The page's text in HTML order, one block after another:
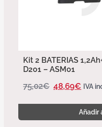
Kit 2 BATERIAS
D201 – ASM01
75,02€ 48,69€ IVA
Añadir